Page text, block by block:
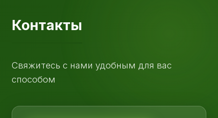
Контакты
Свяжитесь с нами удобным для вас
способом